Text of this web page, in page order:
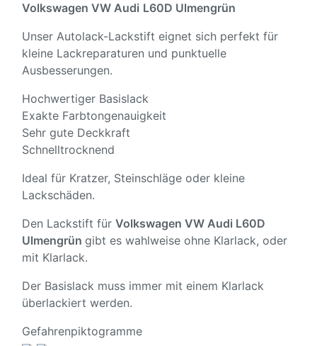
Volkswagen VW Audi L60D Ulmengrün
Unser Autolack-Lackstift eignet sich perfekt für
kleine Lackreparaturen und punktuelle
Ausbesserungen.
Hochwertiger Basislack
Exakte Farbtongenauigkeit
Sehr gute Deckkraft
Schnelltrocknend
Ideal für Kratzer, Steinschläge oder kleine
Lackschäden.
Den Lackstift für Volkswagen VW Audi L60D
Ulmengrün gibt es wahlweise ohne Klarlack, oder
mit Klarlack.
Der Basislack muss immer mit einem Klarlack
überlackiert werden.
Gefahrenpiktogramme